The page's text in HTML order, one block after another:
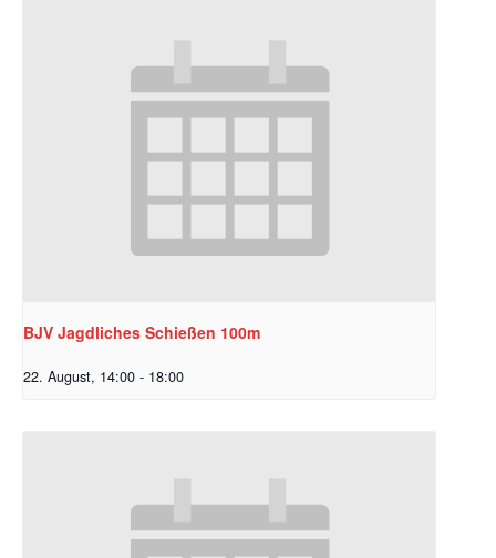
BJV Jagdliches Schießen 100m
22. August, 14:00 - 18:00